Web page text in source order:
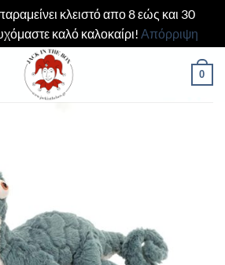
κλειστό απο 8 εώς και 30
καλό καλοκαίρι! Απόρριψη
0